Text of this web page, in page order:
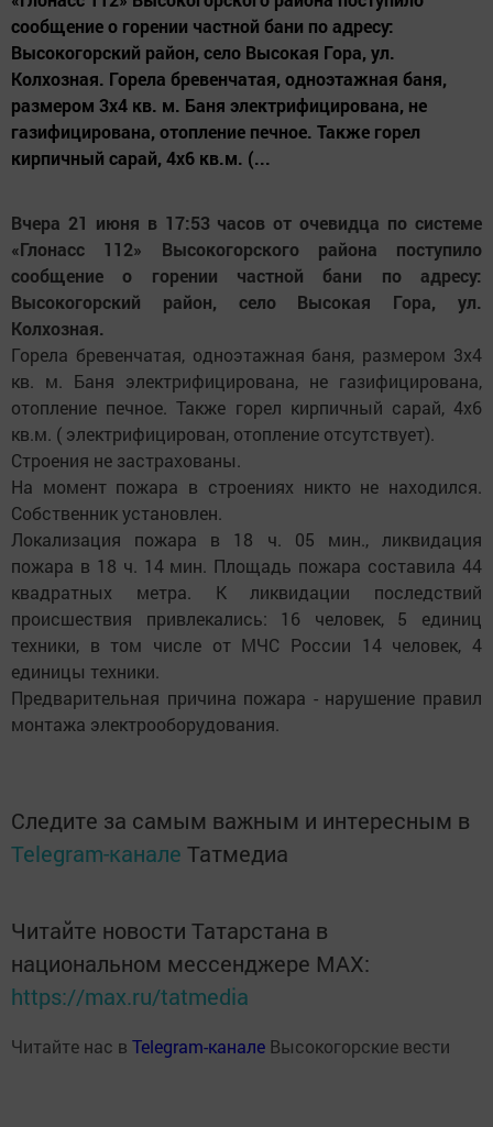
сообщение о горении частной бани по адресу:
Высокогорский район, село Высокая Гора, ул.
Колхозная. Горела бревенчатая, одноэтажная баня,
размером 3х4 кв. м. Баня электрифицирована, не
газифицирована, отопление печное. Также горел
кирпичный сарай, 4х6 кв.м. (...
Вчера 21 июня в 17:53 часов от очевидца по системе
«Глонасс 112» Высокогорского района поступило
сообщение о горении частной бани по адресу:
Высокогорский район, село Высокая Гора, ул.
Колхозная.
Горела бревенчатая, одноэтажная баня, размером 3х4
кв. м. Баня электрифицирована, не газифицирована,
отопление печное. Также горел кирпичный сарай, 4х6
кв.м. ( электрифицирован, отопление отсутствует).
Строения не застрахованы.
На момент пожара в строениях никто не находился.
Собственник установлен.
Локализация пожара в 18 ч. 05 мин., ликвидация
пожара в 18 ч. 14 мин. Площадь пожара составила 44
квадратных метра. К ликвидации последствий
происшествия привлекались: 16 человек, 5 единиц
техники, в том числе от МЧС России 14 человек, 4
единицы техники.
Предварительная причина пожара - нарушение правил
монтажа электрооборудования.
Следите за самым важным и интересным в
Telegram-канале Татмедиа
Читайте новости Татарстана в
национальном мессенджере MАХ:
https://max.ru/tatmedia
Читайте нас в Telegram-канале Высокогорские вести